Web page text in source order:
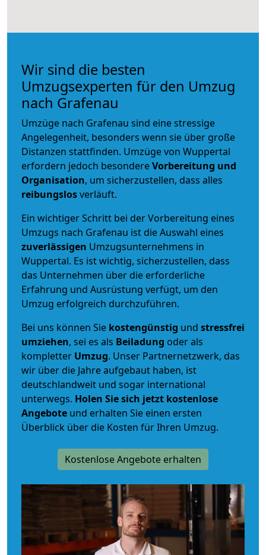
Wir sind die besten
Umzugsexperten für den Umzug
nach Grafenau
Umzüge nach Grafenau sind eine stressige
Angelegenheit, besonders wenn sie über große
Distanzen stattfinden. Umzüge von Wuppertal
erfordern jedoch besondereVorbereitung und
Organisation, um sicherzustellen, dass alles
reibungslosverläuft.
Ein wichtiger Schritt bei der Vorbereitung eines
Umzugs nach Grafenau ist die Auswahl eines
zuverlässigen Umzugsunternehmens in
Wuppertal. Es ist wichtig, sicherzustellen, dass
das Unternehmen über die erforderliche
Erfahrung und Ausrüstung verfügt, um den
Umzug erfolgreich durchzuführen.
Bei uns können Sie kostengünstig und stressfrei
umziehen, sei es als Beiladung oder als
kompletter Umzug. Unser Partnernetzwerk, das
wir über die Jahre aufgebaut haben, ist
deutschlandweit und sogar international
unterwegs. Holen Sie sich jetzt kostenlose
Angebote und erhalten Sie einen ersten
Überblick über die Kosten für Ihren Umzug.
Kostenlose Angebote erhalten